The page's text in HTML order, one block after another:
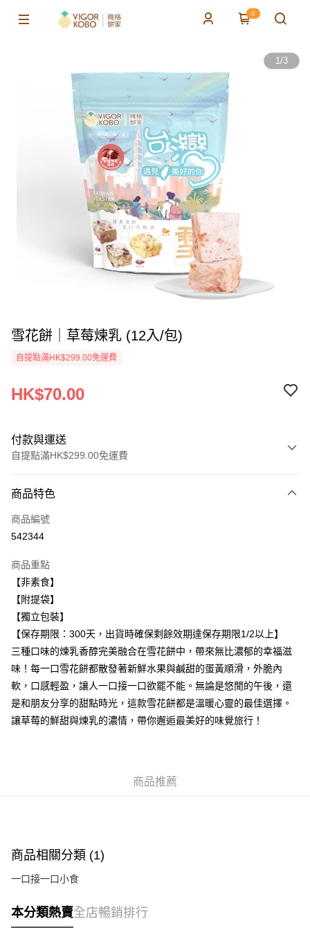
0
1/3
雪花餅｜草莓煉乳 (12入/包)
自提點滿HK$299.00免運費
HK$70.00
付款與運送
自提點滿HK$299.00免運費
信用卡
AlipayHK
送貨方式
付款後順豐自助櫃
每筆HK$50.00，滿HK$299.00或以上免運費
付款後順豐站及營業點
每筆HK$50.00，滿HK$299.00或以上免運費
付款後順豐合作便利店
每筆HK$50.00，滿HK$299.00或以上免運費
商品特色
商品編號
542344
商品重點
【非素食】
【附提袋】
【獨立包裝】
【保存期限：300天，出貨時確保剩餘效期達保存期限1/2以上】
三種口味的煉乳香醇完美融合在雪花餅中，帶來無比濃郁的幸福滋
味！每一口雪花餅都散發著新鮮水果與鹹甜的蛋黃順滑，外脆內
軟，口感輕盈，讓人一口接一口欲罷不能。無論是悠閒的午後，還
是和朋友分享的甜點時光，這款雪花餅都是溫暖心靈的最佳選擇。
讓草莓的鮮甜與煉乳的濃情，帶你邂逅最美好的味覺旅行！
商品推薦
商品相關分類 (1)
一口接一口小食
本分類熱賣全店暢銷排行